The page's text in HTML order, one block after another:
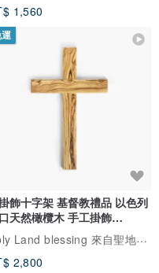
1,560
飾十字架 基督教禮品 以色列
天然橄欖木 手工掛飾
Holy Land blessing 來自聖地的祝福
2,800